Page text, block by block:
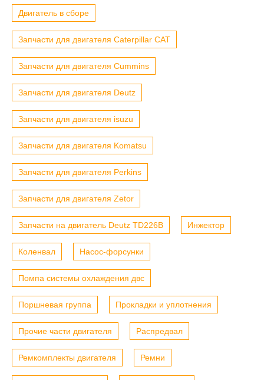
Двигатель в сборе
Запчасти для двигателя Caterpillar CAT
Запчасти для двигателя Cummins
Запчасти для двигателя Deutz
Запчасти для двигателя isuzu
Запчасти для двигателя Komatsu
Запчасти для двигателя Perkins
Запчасти для двигателя Zetor
Запчасти на двигатель Deutz TD226B Инжектор
Коленвал Насос-форсунки
Помпа системы охлаждения двс
Поршневая группа Прокладки и уплотнения
Прочие части двигателя Распредвал
Ремкомплекты двигателя Ремни